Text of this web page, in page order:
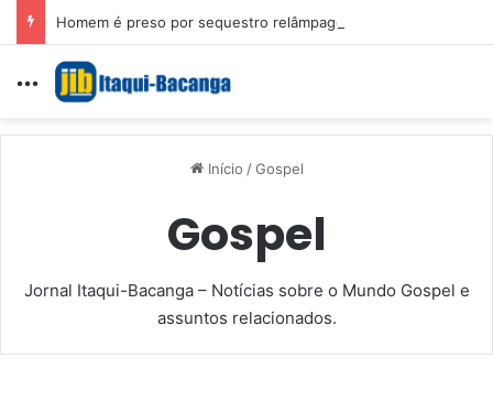
Menu
Início / Gospel
Gospel
Jornal Itaqui-Bacanga – Notícias sobre o Mundo Gospel e
assuntos relacionados.